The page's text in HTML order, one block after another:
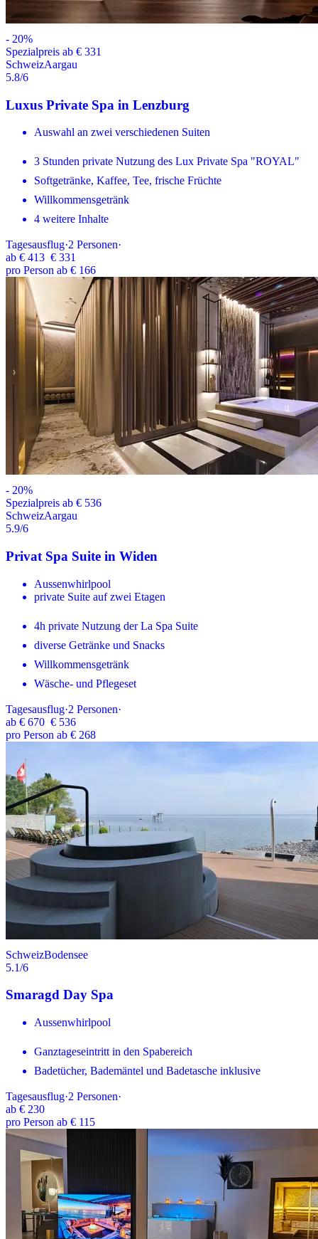
- 20%
Spezialpreis ab € 331
SchweizAargau
5.8/6
Luxus Private Spa in Lenzburg
Auswahl an zwei verschiedenen Suiten
3 Stunden private Nutzung des Lux Private Spa "ROYAL"
Softgetränke, Kaffee, Tee, frische Früchte
Willkommensgetränk
4 weitere Inhalte
Tagesausflug·2 Personen·
ab € 413 € 331
pro Person ab € 166
- 20%
Spezialpreis ab € 536
SchweizAargau
5.9/6
Privat Spa Suite in Widen
Aussenwhirlpool
private Suite auf zwei Etagen
4h private Nutzung der La Spa Suite
diverse Getränke und Snacks
Willkommensgetränk
Wäsche- und Pflegeset
Tagesausflug·2 Personen·
ab € 670 € 536
pro Person ab € 268
SchweizBodensee
5.1/6
Smaragd Day Spa
Aussenwhirlpool
Ganztageseintritt in den Spabereich
Badetücher, Bademäntel und Badetasche inklusive
Tagesausflug·2 Personen·
ab € 230
pro Person ab € 115